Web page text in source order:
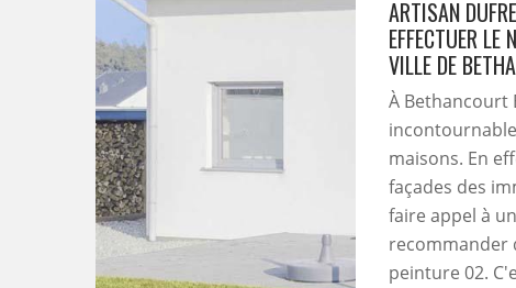
ARTISAN
EFFECTUER LE
VILLE DE
À Bethancourt
maisons. En
façades des
faire appel à
recommander
peinture 02.